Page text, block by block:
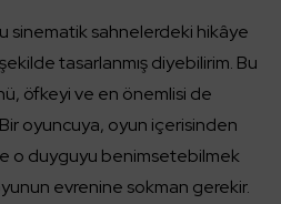
sinematik sahnelerdeki hikâye
tasarlanmış diyebilirim. Bu
öfkeyi ve en önemlisi de
oyuncuya, oyun içerisinden
o duyguyu benimsetebilmek
evrenine sokman gerekir.